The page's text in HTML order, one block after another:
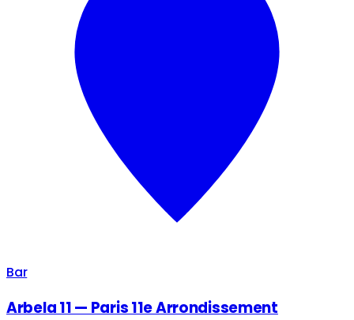
Bar
Arbela 11 — Paris 11e Arrondissement